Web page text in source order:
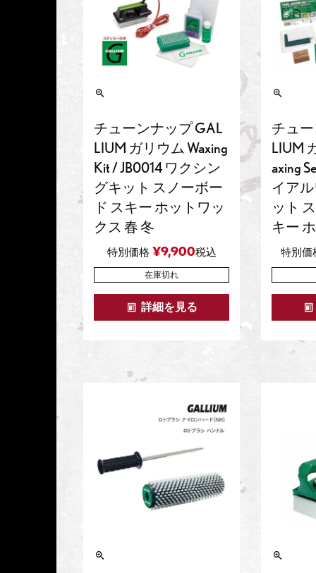
チューンナップ GAL
LIUM ガリウム Waxing
Kit / JB0014 ワクシン
グキット スノーボー
ド スキー ホットワッ
クス 春 冬
特別価格 ¥9,900税込
在庫切れ
詳細を見る
チュ
LIUM
axing
イア
ット
キー
特別価